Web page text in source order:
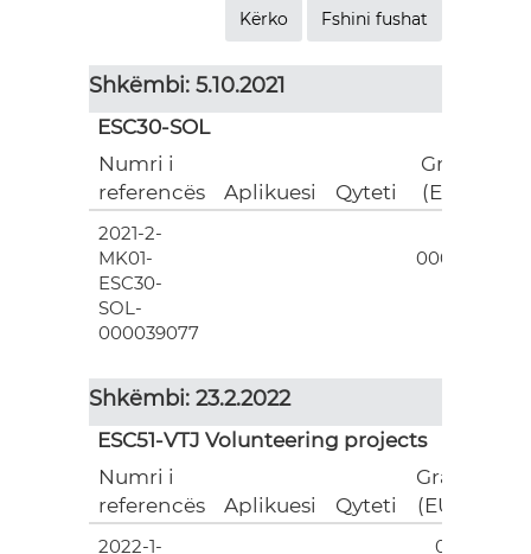
Shkëmbi: 5.10.2021
ESC30-SOL
Numri i
referencës
Aplikuesi Qyteti
Grant
(EUR)
2021-2-
MK01-
ESC30-
SOL-
000039077
000.00
Shkëmbi: 23.2.2022
ESC51-VTJ Volunteering projects
Numri i
referencës
Aplikuesi Qyteti
Grant
(EUR)
2022-1-
0.00